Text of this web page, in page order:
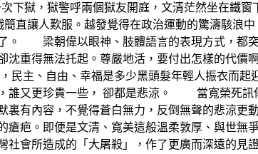
獄警呼兩個獄友開庭，文清茫然坐在鐵窗下
直讓人歎服。越發覺得在政治運動的驚濤駭浪
了。 梁朝偉以眼神、肢體語言的表現方式，
重得無法托起。尊嚴地活，要付出怎樣的代
民主、自由、幸福是多少黑頭髮年輕人振衣而
誰又更珍貴一些， 卻都是悲涼。 當寬榮死訊
有內容，不覺得蒼白無力，反倒無聲的悲涼
疤。即便是文清、寬美這般溫柔敦厚、與世
會所造成的「大屠殺」，作了更廣而深遠的